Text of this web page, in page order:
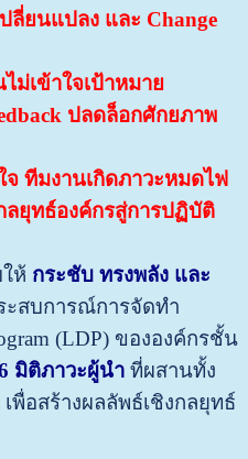
ลี่ยนแปลง และ Change
ม่เข้าใจเป้าหมาย
ปลดล็อกศักยภาพ
จ ทีมงานเกิดภาวะหมดไฟ
ลยุทธ์องค์กรสู่การปฏิบัติ
ห้ กระชับ ทรงพลัง และ
สบการณ์การจัดทำ
(LDP) ขององค์กรชั้น
มิติภาวะผู้นำ ที่ผสานทั้ง
เพื่อสร้างผลลัพธ์เชิงกลยุทธ์